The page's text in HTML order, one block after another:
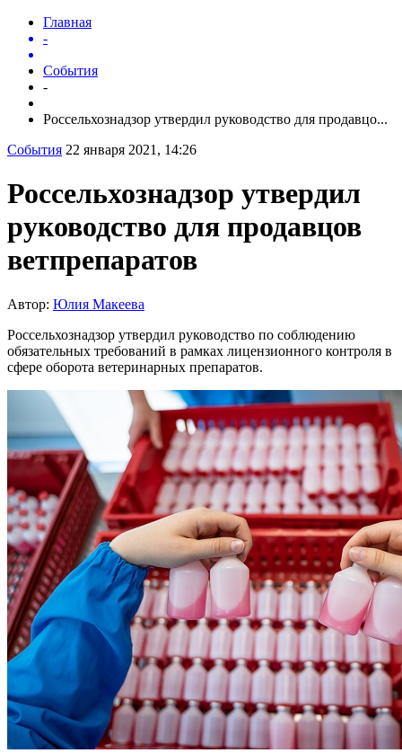
Главная
-
События
-
Россельхознадзор утвердил руководство для продавцо...
События 22 января 2021, 14:26
Россельхознадзор утвердил
руководство для продавцов
ветпрепаратов
Автор: Юлия Макеева
Россельхознадзор утвердил руководство по соблюдению
обязательных требований в рамках лицензионного контроля в
сфере оборота ветеринарных препаратов.